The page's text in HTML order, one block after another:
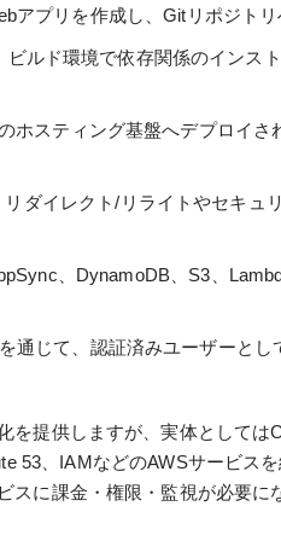
アプリを作成し、Gitリポジトリ
ルド環境で依存関係のインス
ホスティング基盤へデプロイさ
ダイレクト/リライトやセキュ
、DynamoDB、S3、
通じて、認証済みユーザーとし
提供しますが、実体としては
53、IAMなどのAWSサービス
に課金・権限・監視が必要に